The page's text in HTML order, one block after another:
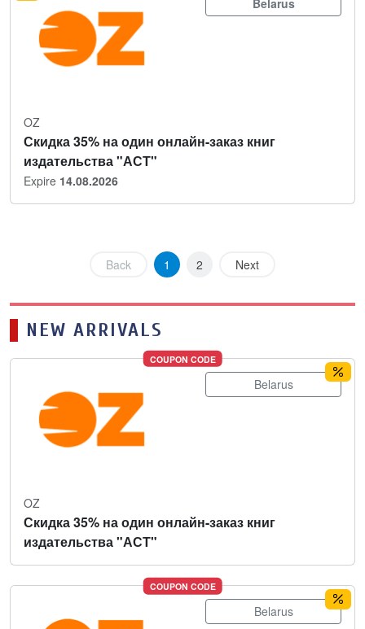
OZ
Скидка 35% на один онлайн-заказ книг
издательства "АСТ"
Expire 14.08.2026
Back 1 2 Next
NEW ARRIVALS
COUPON CODE
Belarus
OZ
Скидка 35% на один онлайн-заказ книг
издательства "АСТ"
COUPON CODE
Belarus